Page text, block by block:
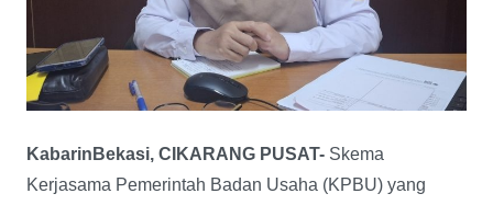
KabarinBekasi, CIKARANG PUSAT- Skema
Kerjasama Pemerintah Badan Usaha (KPBU) yang